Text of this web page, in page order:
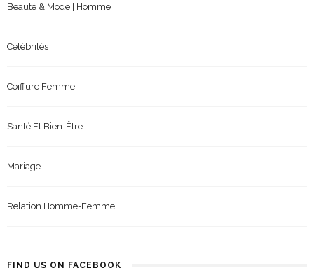
Beauté & Mode | Homme
Célébrités
Coiffure Femme
Santé Et Bien-Être
Mariage
Relation Homme-Femme
FIND US ON FACEBOOK